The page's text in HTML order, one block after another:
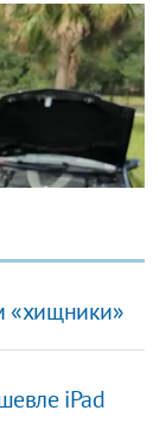
«хищники»
iPad